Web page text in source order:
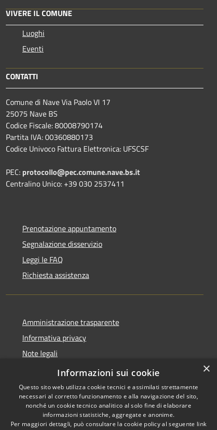
VIVERE IL COMUNE
Luoghi
Eventi
CONTATTI
Comune di Nave Via Paolo VI 17
25075 Nave BS
Codice Fiscale: 80008790174
Partita IVA: 00360880173
Codice Univoco Fattura Elettronica: UFSCSF
PEC: protocollo@pec.comune.nave.bs.it
Centralino Unico: +39 030 2537411
Prenotazione appuntamento
Segnalazione disservizio
Leggi le FAQ
Richiesta assistenza
Amministrazione trasparente
Informativa privacy
Note legali
Dichiarazione di accessibilità
Copyright © 2026 • Comune di
×
Informazioni sui cookie
Questo sito web utilizza cookie tecnici e assimilati strettamente
necessari al corretto funzionamento e alla navigazione del sito,
nonché un cookie tecnico analitico al solo fine di elaborare
informazioni statistiche, aggregate e anonime.
Per maggiori dettagli, può consultare la cookie policy al seguente link